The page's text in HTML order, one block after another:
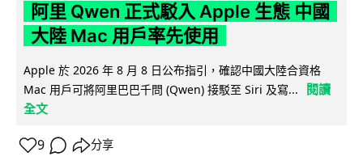
阿里 Qwen 正式駁入 Apple 生態 中國
大陸 Mac 用戶率先使用
Apple 於 2026 年 8 月 8 日公布指引，確認中國大陸合資格
Mac 用戶可將阿里巴巴千問 (Qwen) 接駁至 Siri 及寫...
閱讀
全文
9 分享